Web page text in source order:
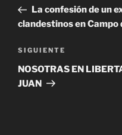
entradas
anterior
La confesión de un
clandestinos en Campo
Siguiente
entrada
SIGUIENTE
NOSOTRAS EN
JUAN